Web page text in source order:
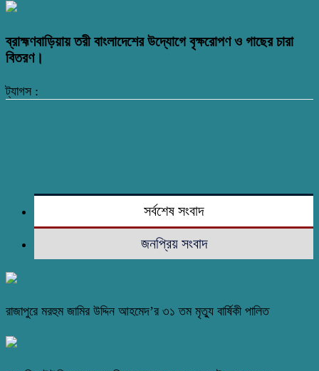
ব্রাহ্মণবাড়িয়ায় তরী বাংলাদেশের উদ্যোগে বৃক্ষরোপণ ও গাছের চারা
বিতরণ।
ট্যাগস :
সর্বশেষ সংবাদ
জনপ্রিয় সংবাদ
রাজাপুরে মরহুম জামির উদ্দিন আহমেদ’র ৩১ তম মৃত্যু বার্ষিকী পালিত